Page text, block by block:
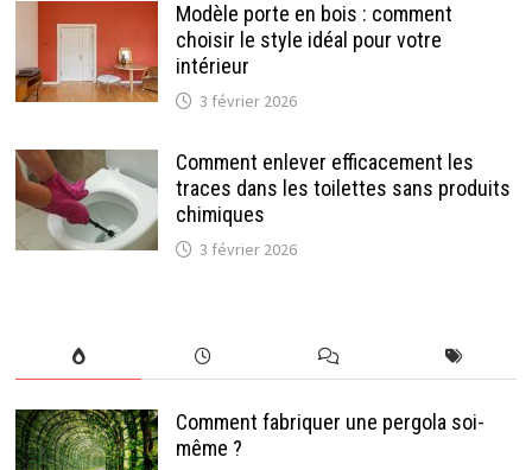
Modèle porte en bois : comment
choisir le style idéal pour votre
intérieur
3 février 2026
Comment enlever efficacement les
traces dans les toilettes sans produits
chimiques
3 février 2026
Comment fabriquer une pergola soi-
même ?